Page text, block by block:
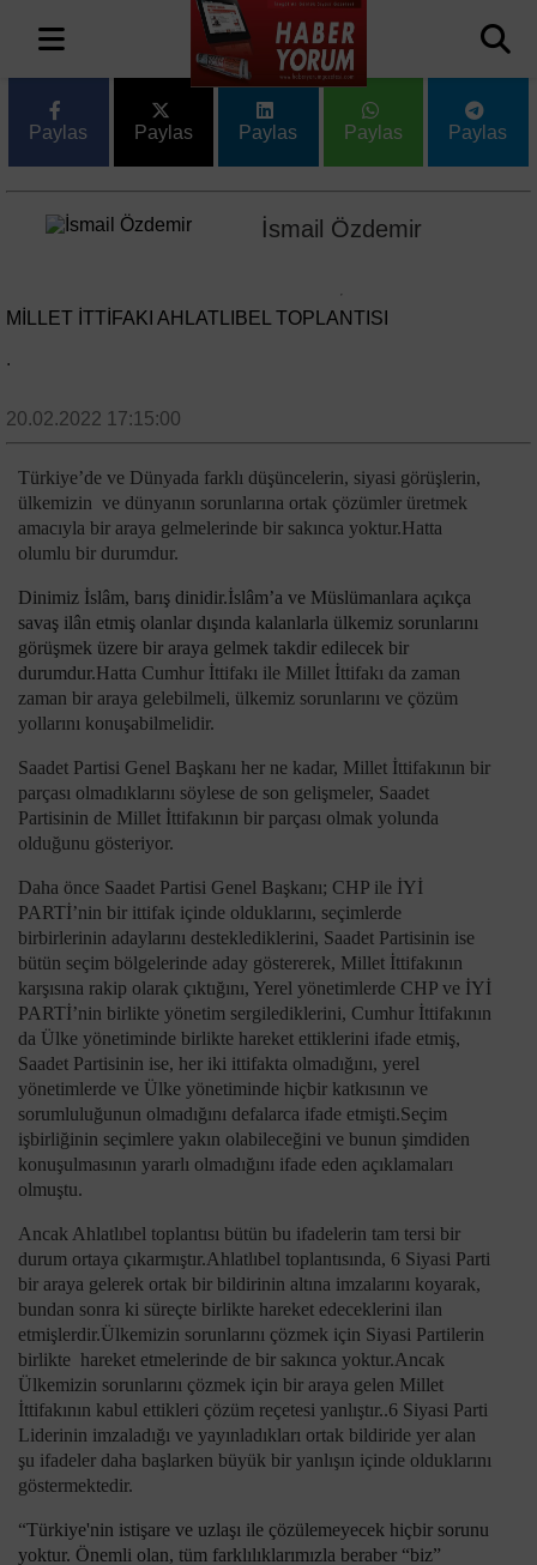
Paylas Paylas Paylas Paylas Paylas
İsmail Özdemir
MILLET İTTIFAKI AHLATLIBEL TOPLANTISI
.
20.02.2022 17:15:00
Türkiye’de ve Dünyada farklı düşüncelerin, siyasi görüşlerin,
ülkemizin ve dünyanın sorunlarına ortak çözümler üretmek
amacıyla bir araya gelmelerinde bir sakınca yoktur.Hatta
olumlu bir durumdur.
Dinimiz İslâm, barış dinidir.İslâm’a ve Müslümanlara açıkça
savaş ilân etmiş olanlar dışında kalanlarla ülkemiz sorunlarını
görüşmek üzere bir araya gelmek takdir edilecek bir
durumdur.Hatta Cumhur İttifakı ile Millet İttifakı da zaman
zaman bir araya gelebilmeli, ülkemiz sorunlarını ve çözüm
yollarını konuşabilmelidir.
Saadet Partisi Genel Başkanı her ne kadar, Millet İttifakının bir
parçası olmadıklarını söylese de son gelişmeler, Saadet
Partisinin de Millet İttifakının bir parçası olmak yolunda
olduğunu gösteriyor.
Daha önce Saadet Partisi Genel Başkanı; CHP ile İYİ
PARTİ’nin bir ittifak içinde olduklarını, seçimlerde
birbirlerinin adaylarını desteklediklerini, Saadet Partisinin ise
bütün seçim bölgelerinde aday göstererek, Millet İttifakının
karşısına rakip olarak çıktığını, Yerel yönetimlerde CHP ve İYİ
PARTİ’nin birlikte yönetim sergilediklerini, Cumhur İttifakının
da Ülke yönetiminde birlikte hareket ettiklerini ifade etmiş,
Saadet Partisinin ise, her iki ittifakta olmadığını, yerel
yönetimlerde ve Ülke yönetiminde hiçbir katkısının ve
sorumluluğunun olmadığını defalarca ifade etmişti.Seçim
işbirliğinin seçimlere yakın olabileceğini ve bunun şimdiden
konuşulmasının yararlı olmadığını ifade eden açıklamaları
olmuştu.
Ancak Ahlatlıbel toplantısı bütün bu ifadelerin tam tersi bir
durum ortaya çıkarmıştır.Ahlatlıbel toplantısında, 6 Siyasi Parti
bir araya gelerek ortak bir bildirinin altına imzalarını koyarak,
bundan sonra ki süreçte birlikte hareket edeceklerini ilan
etmişlerdir.Ülkemizin sorunlarını çözmek için Siyasi Partilerin
birlikte hareket etmelerinde de bir sakınca yoktur.Ancak
Ülkemizin sorunlarını çözmek için bir araya gelen Millet
İttifakının kabul ettikleri çözüm reçetesi yanlıştır..6 Siyasi Parti
Liderinin imzaladığı ve yayınladıkları ortak bildiride yer alan
şu ifadeler daha başlarken büyük bir yanlışın içinde olduklarını
göstermektedir.
“Türkiye'nin istişare ve uzlaşı ile çözülemeyecek hiçbir sorunu
yoktur. Önemli olan, tüm farklılıklarımızla beraber “biz”